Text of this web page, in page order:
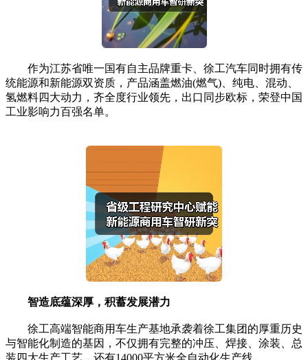
作为江苏省唯一国有自主品牌重卡、徐工汽车同时拥有传
统能源和新能源双资质，产品涵盖燃油(燃气)、纯电、混动、
氢燃料四大动力，齐全度行业领先，出口同步欧标，荣登中国
工业影响力百强名单。
智造底蕴深厚，积蓄发展潜力
徐工高端智能商用车生产基地承袭着徐工集团的厚重历史
与智能化制造的基因，不仅拥有完整的冲压、焊接、涂装、总
装四大生产工艺，还有14000平方米全自动化生产线。